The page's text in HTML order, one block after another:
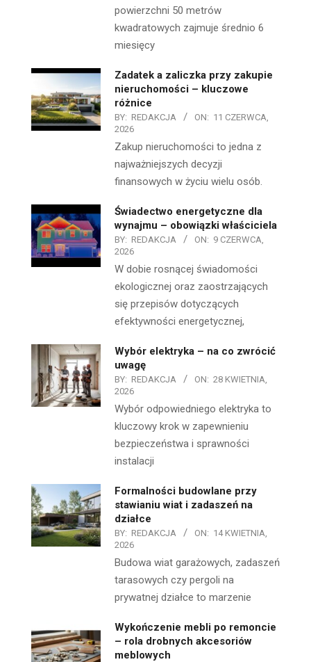
powierzchni 50 metrów
kwadratowych zajmuje średnio 6
miesięcy
Zadatek a zaliczka przy zakupie
nieruchomości – kluczowe
różnice
BY: REDAKCJA ON: 11 CZERWCA,
2026
Zakup nieruchomości to jedna z
najważniejszych decyzji
finansowych w życiu wielu osób.
Świadectwo energetyczne dla
wynajmu – obowiązki właściciela
BY: REDAKCJA ON: 9 CZERWCA,
2026
W dobie rosnącej świadomości
ekologicznej oraz zaostrzających
się przepisów dotyczących
efektywności energetycznej,
Wybór elektryka – na co zwrócić
uwagę
BY: REDAKCJA ON: 28 KWIETNIA,
2026
Wybór odpowiedniego elektryka to
kluczowy krok w zapewnieniu
bezpieczeństwa i sprawności
instalacji
Formalności budowlane przy
stawianiu wiat i zadaszeń na
działce
BY: REDAKCJA ON: 14 KWIETNIA,
2026
Budowa wiat garażowych, zadaszeń
tarasowych czy pergoli na
prywatnej działce to marzenie
Wykończenie mebli po remoncie
– rola drobnych akcesoriów
meblowych